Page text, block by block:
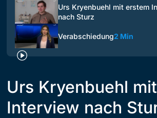
Urs Kryenbuehl mit erstem
nach Sturz
Verabschiedung2 Min
Urs Kryenbuehl
Interview nach